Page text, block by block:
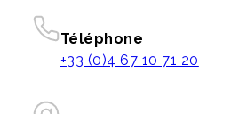
Téléphone
+33 (0)4 67 10 71 20